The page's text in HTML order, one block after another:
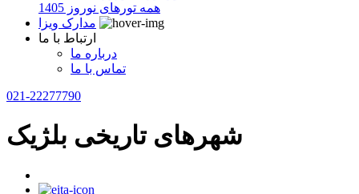
همه تورهای نوروز 1405
مدارک ویزا
ارتباط با ما
درباره ما
تماس با ما
021-22277790
شهرهای تاریخی بلژیک